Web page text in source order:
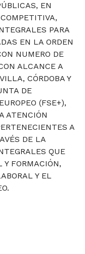
EN
PARA
EN LA ORDEN
NUMERO DE
ALCANCE A
CÓRDOBA Y
DE
(FSE+),
ATENCIÓN
A
DE LA
QUE
Y FORMACIÓN,
Y EL